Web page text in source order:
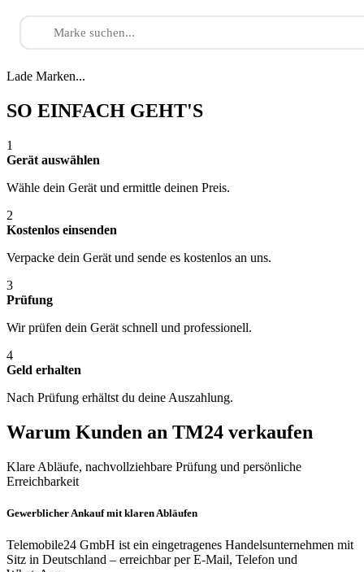
Lade Marken...
SO EINFACH GEHT'S
1
Gerät auswählen
Wähle dein Gerät und ermittle deinen Preis.
2
Kostenlos einsenden
Verpacke dein Gerät und sende es kostenlos an uns.
3
Prüfung
Wir prüfen dein Gerät schnell und professionell.
4
Geld erhalten
Nach Prüfung erhältst du deine Auszahlung.
Warum Kunden an TM24 verkaufen
Klare Abläufe, nachvollziehbare Prüfung und persönliche
Erreichbarkeit
Gewerblicher Ankauf mit klaren Abläufen
Telemobile24 GmbH ist ein eingetragenes Handelsunternehmen mit
Sitz in Deutschland – erreichbar per E-Mail, Telefon und